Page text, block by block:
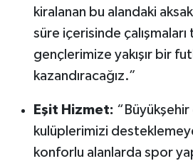
kiralanan bu alandaki
süre içerisinde
gençlerimize yakışır bir
kazandıracağız.”
Eşit Hizmet:
kulüplerimizi
konforlu alanlarda spor